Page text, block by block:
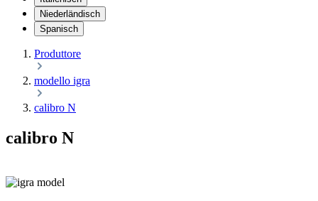
Niederländisch
Spanisch
Produttore
modello igra
calibro N
calibro N